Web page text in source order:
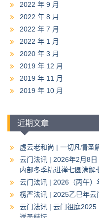
2022 年 9 月
2022 年 8 月
2022 年 7 月
2022 年 1 月
2020 年 3 月
2019 年 12 月
2019 年 11 月
2019 年 10 月
近期文章
虚云老和尚 | 一切凡情圣
云门法讯 | 2026年2月8
内部冬季精进禅七圆满解
云门法讯 | 2026（丙午）
楞严法讯 | 2025乙巳年
云门法讯 | 云门祖庭2025